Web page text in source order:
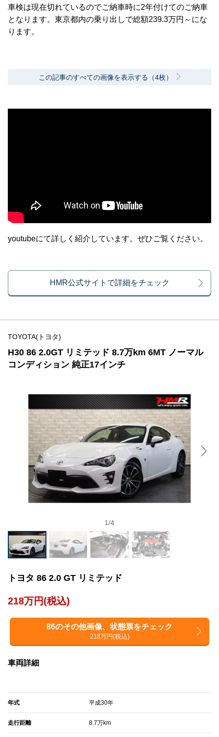
車検は現在切れているのでご納車時に2年付けてのご納車
となります。東京都内の乗り出しで総額239.3万円～にな
ります。
この記事のすべての画像を表示する（4枚）
youtubeにて詳しく紹介しています。ぜひご覧ください。
HMR公式サイトで詳細をチェック
TOYOTA(トヨタ)
H30 86 2.0GT リミテッド 8.7万km 6MT ノーマル
コンディション 純正17インチ
1/4
トヨタ 86 2.0 GT リミテッド
218万円(税込)
86のその他画像、状態票をチェック
218万円(税込)
車両詳細
年式 平成30年
走行距離 8.7万km